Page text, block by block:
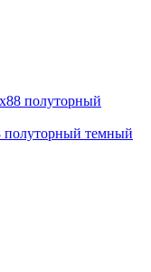
полуторный темный